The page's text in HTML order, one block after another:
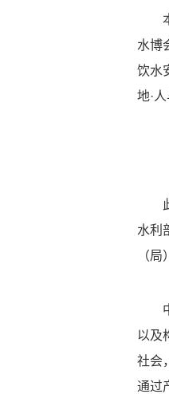
本
水博
饮水
地·
此
水利
（
中
以及
社会
通过